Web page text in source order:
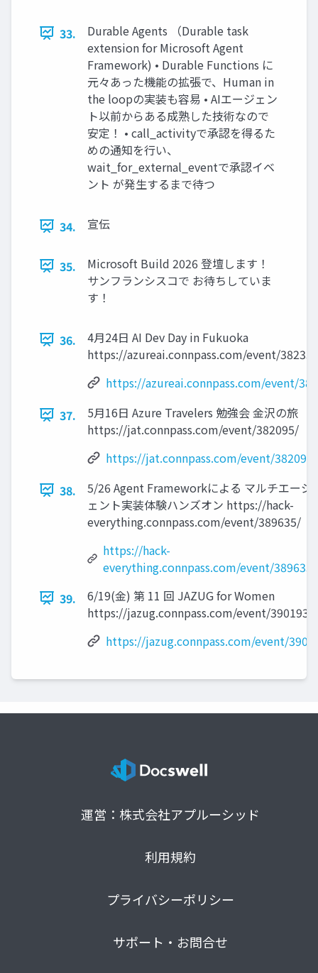
33.
Durable Agents （Durable task
extension for Microsoft Agent
Framework) • Durable Functions に
元々あった機能の拡張で、Human in
the loopの実装も容易 • AIエージェン
ト以前からある成熟した技術なので
安定！ • call_activityで承認を得るた
めの通知を行い、
wait_for_external_eventで承認イベ
ント が発生するまで待つ
34. 宣伝
35.
Microsoft Build 2026 登壇します！
サンフランシスコで お待ちしていま
す！
36.
4月24日 AI Dev Day in Fukuoka
https://azureai.connpass.com/event/
https://azureai.connpass.com/event/
37.
5月16日 Azure Travelers 勉強会 金沢の旅
https://jat.connpass.com/event/382095/
https://jat.connpass.com/event/382095/
38.
5/26 Agent Frameworkによる マルチエージ
ェント実装体験ハンズオン https://hack-
everything.connpass.com/event/389635/
https://hack-
everything.connpass.com/event/389635/
39.
6/19(金) 第 11 回 JAZUG for Women
https://jazug.connpass.com/event/390193/
https://jazug.connpass.com/event/
運営：株式会社アプルーシッド
利用規約
プライバシーポリシー
サポート・お問合せ